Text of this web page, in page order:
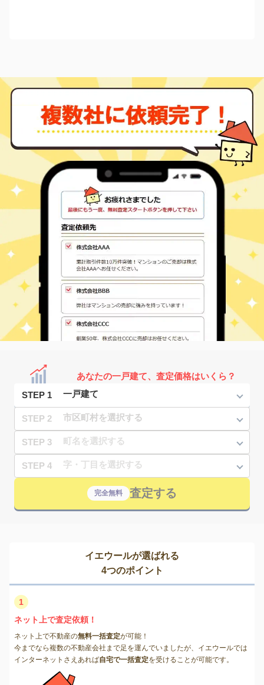
あなたの一戸建て、査定価格はいくら？
STEP 1
STEP 2
STEP 3
STEP 4
完全無料 査定する
イエウールが選ばれる
4つのポイント
1
ネット上で査定依頼！
ネット上で不動産の無料一括査定が可能！
今までなら複数の不動産会社まで足を運んでいましたが、イエウールでは
インターネットさえあれば自宅で一括査定を受けることが可能です。